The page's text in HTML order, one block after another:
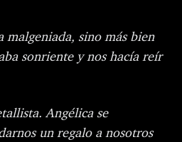
malgeniada, sino más bien
sonriente y nos hacía reír
Angélica se
un regalo a nosotros